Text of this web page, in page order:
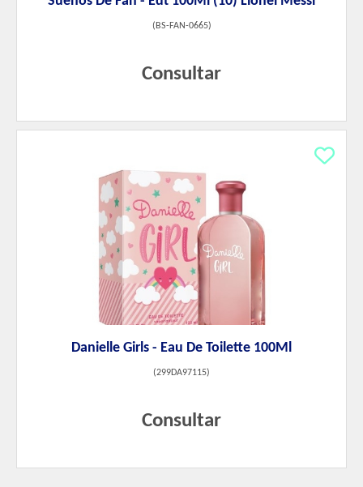
( BS-FAN-0665)
Consultar
Danielle Girls - Eau De Toilette 100Ml
(299DA97115)
Consultar